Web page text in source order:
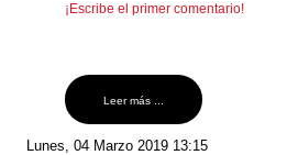
¡Escribe el primer comentario!
Leer más ...
Lunes, 04 Marzo 2019 13:15